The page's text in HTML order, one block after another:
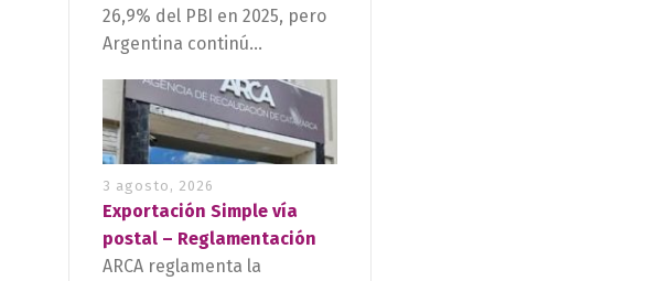
26,9% del PBI en 2025, pero
Argentina continú...
3 agosto, 2026
Exportación Simple vía
postal – Reglamentación
ARCA reglamenta la